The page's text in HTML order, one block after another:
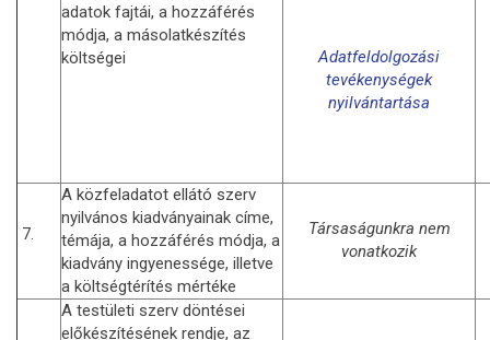
adatok fajtái, a hozzáférés
módja, a másolatkészítés
költségei
Adatfeldolgozási
tevékenységek
nyilvántartása
7.
A közfeladatot ellátó szerv
nyilvános kiadványainak címe,
témája, a hozzáférés módja, a
kiadvány ingyenessége, illetve
a költségtérítés mértéke
Társaságunkra nem
vonatkozik
A testületi szerv döntései
előkészítésének rendje, az